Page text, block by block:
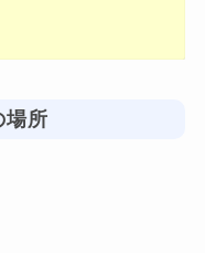
場所